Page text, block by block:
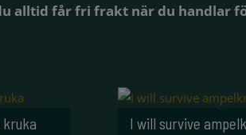
alltid får fri frakt när du handlar
I will survive